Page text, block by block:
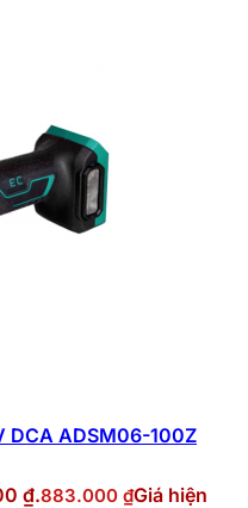
DCA ADSM06-100Z
₫.883.000 ₫Giá hiện